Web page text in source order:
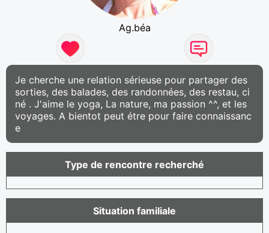
Ag.béa
Je cherche une relation sérieuse pour partager des
sorties, des balades, des randonnées, des restau, ci
né . J'aime le yoga, La nature, ma passion ^^, et les
voyages. A bientot peut étre pour faire connaissanc
e
Type de rencontre recherché
Situation familiale